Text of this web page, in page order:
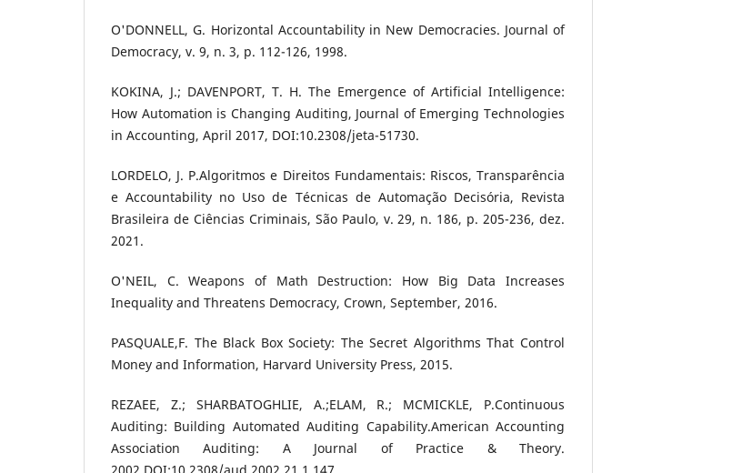
O'DONNELL, G. Horizontal Accountability in New Democracies. Journal of
Democracy, v. 9, n. 3, p. 112-126, 1998.
KOKINA, J.; DAVENPORT, T. H. The Emergence of Artificial Intelligence:
How Automation is Changing Auditing, Journal of Emerging Technologies
in Accounting, April 2017, DOI:10.2308/jeta-51730.
LORDELO, J. P.Algoritmos e Direitos Fundamentais: Riscos, Transparência
e Accountability no Uso de Técnicas de Automação Decisória, Revista
Brasileira de Ciências Criminais, São Paulo, v. 29, n. 186, p. 205-236, dez.
2021.
O'NEIL, C. Weapons of Math Destruction: How Big Data Increases
Inequality and Threatens Democracy, Crown, September, 2016.
PASQUALE,F. The Black Box Society: The Secret Algorithms That Control
Money and Information, Harvard University Press, 2015.
REZAEE, Z.; SHARBATOGHLIE, A.;ELAM, R.; MCMICKLE, P.Continuous
Auditing: Building Automated Auditing Capability.American Accounting
Association Auditing: A Journal of Practice & Theory.